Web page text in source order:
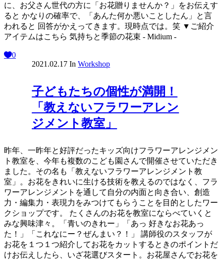
に、お父さん世代の方に「お花贈りませんか？」をお伝えす
ると かなりの確率で、「あんた何か悪いことしたん」と言
われると 回答がかえってきます。現時点では。笑 ▼ご紹介
アイテムはこちら 気持ちと季節の花束 - Midium -
0
2021.02.17 In Workshop
子どもたちの個性が満開！
「教えないフラワーアレン
ジメント教室」
昨年、一昨年と好評だったキッズ向けフラワーアレンジメン
ト教室を、今年も複数のこども園さんで開催させていただき
ました。その名も「教えないフラワーアレンジメント教
室」。お花をきれいに生ける技術を教えるのではなく、フラ
ワーアレンジメントを通して自分の内面と向き合い、創造
力・編集力・表現力をみつけてもらうことを目的としたワー
クショップです。 たくさんのお花を教室にならべていくと
みな興味津々。「青いのきれー」「あっ 好きなお花あっ
た！」「これなにー？ぜんまい？！」 講師役のスタッフが
お花を１つ１つ紹介してお花をカットするときのポイントだ
けお伝えしたら、いざ花選びスタート。お花屋さんでお花を